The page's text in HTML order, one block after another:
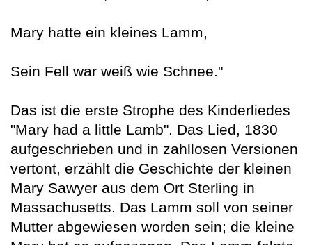
Mary hatte ein kleines Lamm,
Sein Fell war weiß wie Schnee."
Das ist die erste Strophe des Kinderliedes
"Mary had a little Lamb". Das Lied, 1830
aufgeschrieben und in zahllosen Versionen
vertont, erzählt die Geschichte der kleinen
Mary Sawyer aus dem Ort Sterling in
Massachusetts. Das Lamm soll von seiner
Mutter abgewiesen worden sein; die kleine